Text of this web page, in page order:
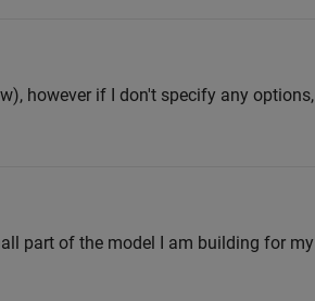
however if I don't specify any options,
part of the model I am building for my